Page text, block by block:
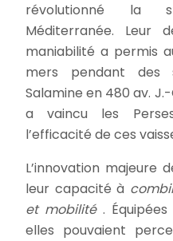
révolutionné la
Méditerranée. Leur
maniabilité a permis
mers pendant des
Salamine en 480 av.
a vaincu les
l’efficacité de ces
L’innovation majeure
leur capacité à
et mobilité.
elles pouvaient